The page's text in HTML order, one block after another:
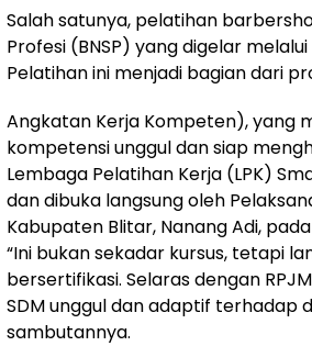
Salah satunya, pelatihan
Profesi (BNSP) yang digelar
Pelatihan ini menjadi bagian dari
Angkatan Kerja Kompeten), yang
kompetensi unggul dan siap
Lembaga Pelatihan Kerja (LPK)
dan dibuka langsung oleh
Kabupaten Blitar, Nanang Adi,
“Ini bukan sekadar kursus, tetapi
bersertifikasi. Selaras dengan
SDM unggul dan adaptif terhadap
sambutannya.